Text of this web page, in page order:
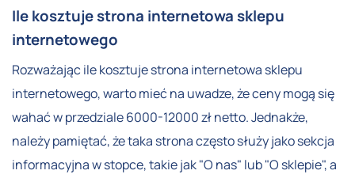
Ile kosztuje strona internetowa sklepu
internetowego
Rozważając ile kosztuje strona internetowa sklepu
internetowego, warto mieć na uwadze, że ceny mogą się
wahać w przedziale 6000-12000 zł netto. Jednakże,
należy pamiętać, że taka strona często służy jako sekcja
informacyjna w stopce, takie jak "O nas" lub "O sklepie", a